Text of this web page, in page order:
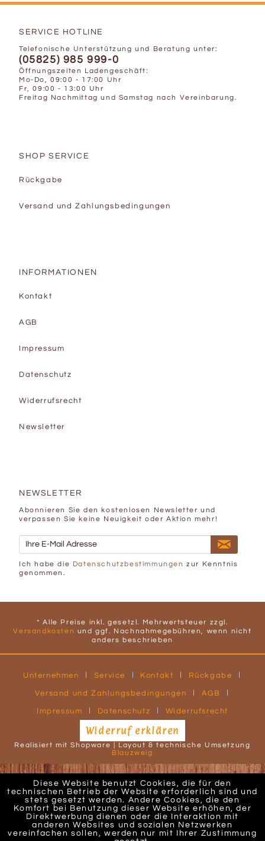
SERVICE HOTLINE
Telefonische Unterstützung und Beratung unter:
(05825) 985 999-0
Öffnungszeiten Ladengeschäft:
Mo-Do, 09:00 - 17:00 Uhr
Fr, 09:00 - 13:00 Uhr
Freitag Nachmittag und Samstag nach Vereinbarung.
SHOP SERVICE
Rückgabe
Versand und Zahlungsbedingungen
INFORMATIONEN
Kontakt
AGB
Impressum
Datenschutz
Widerrufsrecht
Newsletter
NEWSLETTER
Abonnieren Sie den kostenlosen Newsletter und
verpassen Sie keine Neuigkeit oder Aktion mehr!
Ich habe die Datenschutzbestimmungen zur Kenntnis
genommen.
* Alle Preise inkl. gesetzl. Mehrwertsteuer zzgl.
Versandkosten und ggf. Nachnahmegebühren, wenn nicht
anders beschrieben
Unternehmen Service Kontakt Rückgabe
Versand und Zahlungsbedingungen AGB
Impressum Datenschutz Widerrufsrecht
Widerruf erklären
Realisiert mit Shopware | Layout & technische Umsetzung
Blauzweig
Diese Website benutzt Cookies, die für den
technischen Betrieb der Website erforderlich sind und
stets gesetzt werden. Andere Cookies, die den
Komfort bei Benutzung dieser Website erhöhen, der
Direktwerbung dienen oder die Interaktion mit
anderen Websites und sozialen Netzwerken
vereinfachen sollen, werden nur mit Ihrer Zustimmung